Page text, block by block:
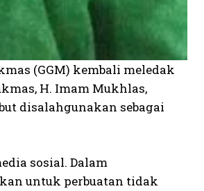
(GGM) kembali meledak
H. Imam Mukhlas,
disalahgunakan sebagai
sosial. Dalam
untuk perbuatan tidak